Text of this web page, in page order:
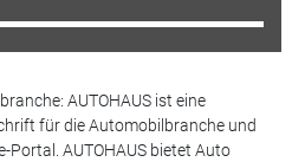
AUTOHAUS ist eine
für die Automobilbranche und
Portal. AUTOHAUS bietet Auto